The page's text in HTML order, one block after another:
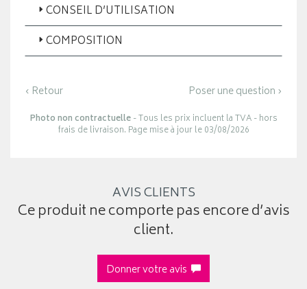
CONSEIL D’UTILISATION
COMPOSITION
‹ Retour Poser une question ›
Photo non contractuelle- Tous les prix incluent la TVA - hors
frais de livraison. Page mise à jour le 03/08/2026
AVIS CLIENTS
Ce produit ne comporte pas encore d’avis
client.
Donner votre avis